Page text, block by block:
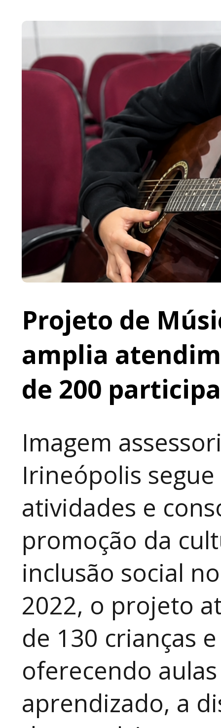
Projeto de
amplia
de 200
Imagem
Irineópolis
atividades e
promoção da
inclusão social
2022, o projeto
de 130 crianças
oferecendo
aprendizado, a